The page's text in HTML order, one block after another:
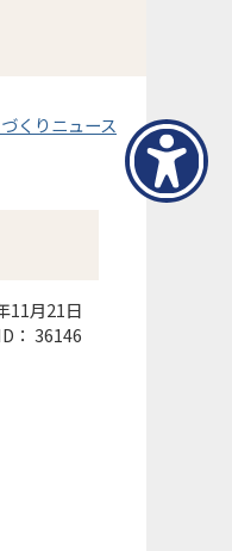
くりニュース
11月21日
： 36146